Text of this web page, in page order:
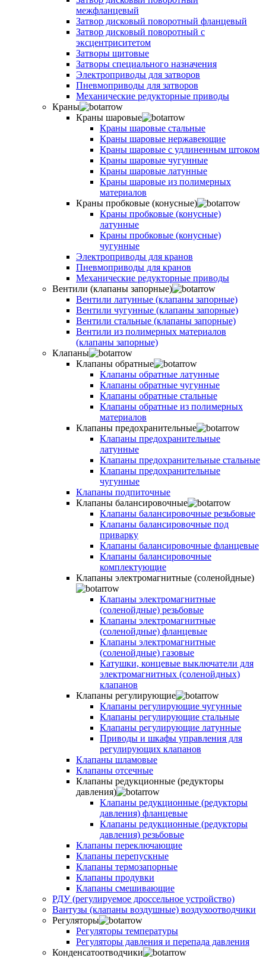
межфланцевый
Затвор дисковый поворотный фланцевый
Затвор дисковый поворотный с
эксцентриситетом
Затворы щитовые
Затворы специального назначения
Электроприводы для затворов
Пневмоприводы для затворов
Механические редукторные приводы
Краны
Краны шаровые
Краны шаровые стальные
Краны шаровые нержавеющие
Краны шаровые с удлиненным штоком
Краны шаровые чугунные
Краны шаровые латунные
Краны шаровые из полимерных
материалов
Краны пробковые (конусные)
Краны пробковые (конусные)
латунные
Краны пробковые (конусные)
чугунные
Электроприводы для кранов
Пневмоприводы для кранов
Механические редукторные приводы
Вентили (клапаны запорные)
Вентили латунные (клапаны запорные)
Вентили чугунные (клапаны запорные)
Вентили стальные (клапаны запорные)
Вентили из полимерных материалов
(клапаны запорные)
Клапаны
Клапаны обратные
Клапаны обратные латунные
Клапаны обратные чугунные
Клапаны обратные стальные
Клапаны обратные из полимерных
материалов
Клапаны предохранительные
Клапаны предохранительные
латунные
Клапаны предохранительные стальные
Клапаны предохранительные
чугунные
Клапаны подпиточные
Клапаны балансировочные
Клапаны балансировочные резьбовые
Клапаны балансировочные под
приварку
Клапаны балансировочные фланцевые
Клапаны балансировочные
комплектующие
Клапаны электромагнитные (соленойдные)
Клапаны электромагнитные
(соленойдные) резьбовые
Клапаны электромагнитные
(соленойдные) фланцевые
Клапаны электромагнитные
(соленойдные) газовые
Катушки, концевые выключатели для
электромагнитных (соленойдных)
клапанов
Клапаны регулирующие
Клапаны регулирующие чугунные
Клапаны регулирующие стальные
Клапаны регулирующие латунные
Приводы и шкафы управления для
регулирующих клапанов
Клапаны шламовые
Клапаны отсечные
Клапаны редукционные (редукторы
давления)
Клапаны редукционные (редукторы
давления) фланцевые
Клапаны редукционные (редукторы
давления) резьбовые
Клапаны переключающие
Клапаны перепускные
Клапаны термозапорные
Клапаны продувки
Клапаны смешивающие
РДУ (регулируемое дроссельное устройство)
Вантузы (клапаны воздушные) воздухоотводчики
Регуляторы
Регуляторы температуры
Регуляторы давления и перепада давления
Конденсатоотводчики